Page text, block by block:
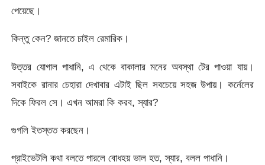
পেয়েছে।
কিন্তু কেন? জানতে চাইল রেমারিক।
উত্তর যোগাল পাধানি, এ থেকে বাকালার মনের অবস্থা টের পাওয়া যায়।
সবাইকে রানার চেহারা দেখাবার এটাই ছিল সবচেয়ে সহজ উপায়। কর্নেলের
দিকে ফিরল সে। এখন আমরা কি করব, স্যার?
গুগলি ইতস্তত করছেন।
প্রাইভেটলি কথা বলতে পারলে বোধহয় ভাল হত, স্যার, বলল পাধানি।